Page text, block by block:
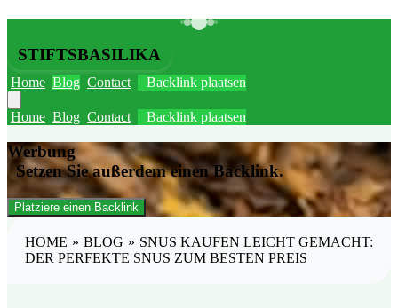
STIFTSBASILIKA
Home Blog Contact Backlink plaatsen
Home Blog Contact Backlink plaatsen
Werbung
Setzen Sie außerdem einen Backlink.
Platziere einen Backlink
HOME » BLOG » SNUS KAUFEN LEICHT GEMACHT:
DER PERFEKTE SNUS ZUM BESTEN PREIS